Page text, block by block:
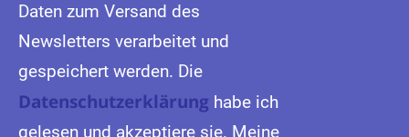
Daten zum Versand des
Newsletters verarbeitet und
gespeichert werden. Die
Datenschutzerklärung habe ich
gelesen und akzeptiere sie. Meine